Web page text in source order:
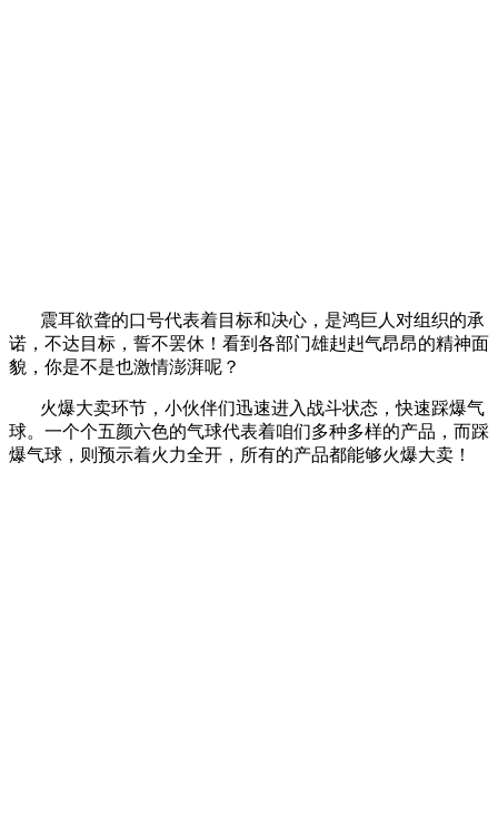
震耳欲聋的口号代表着目标和决心，是鸿巨人对组织的承
诺，不达目标，誓不罢休！看到各部门雄赳赳气昂昂的精神面
貌，你是不是也激情澎湃呢？
火爆大卖环节，小伙伴们迅速进入战斗状态，快速踩爆气
球。一个个五颜六色的气球代表着咱们多种多样的产品，而踩
爆气球，则预示着火力全开，所有的产品都能够火爆大卖！